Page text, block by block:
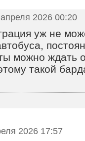
2026 00:20
уж не
можно ждать
такой
2026 17:57